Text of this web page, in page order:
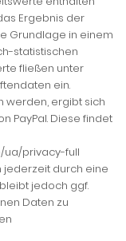
Ergebnis der
Grundlage in einem
statistischen
fließen unter
ein.
werden, ergibt sich
PayPal. Diese findet
ua/privacy-full
jederzeit durch eine
jedoch ggf.
Daten zu